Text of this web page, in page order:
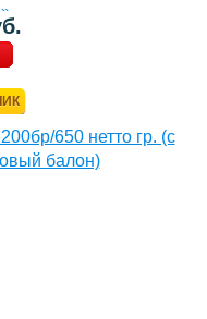
650 нетто гр. (с
балон)